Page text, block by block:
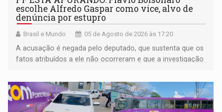
escolhe Alfredo Gaspar como vice, alvo de
denúncia por estupro
Brasil e Mundo 05 de Agosto de 2026 às 17:20
A acusação é negada pelo deputado, que sustenta que os
fatos atribuídos a ele não ocorreram e que a investigação